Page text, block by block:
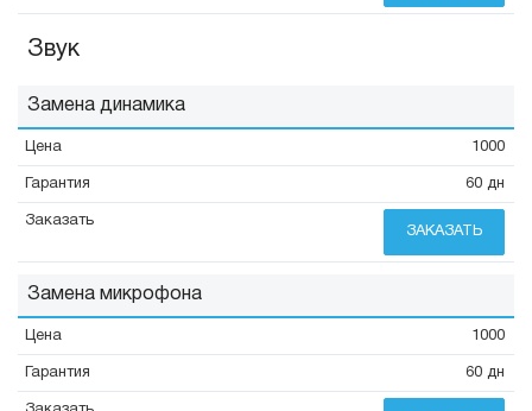
Звук
Замена динамика
1000
60 дн
ЗАКАЗАТЬ
Замена микрофона
1000
60 дн